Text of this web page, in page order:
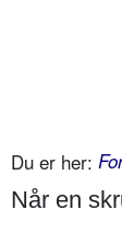
Du er her:
Når en